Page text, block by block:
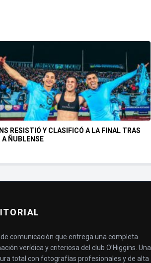
RESISTIÓ Y CLASIFICÓ A LA FINAL TRAS
A ÑUBLENSE
de comunicación que entrega una completa
verídica y criteriosa del club O’Higgins. Una
total con fotografías profesionales y de alta